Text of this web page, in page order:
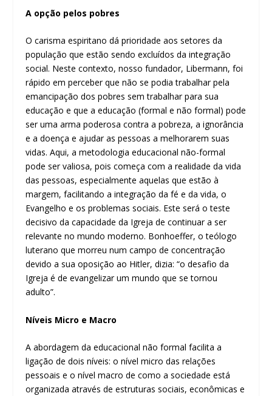
A opção pelos pobres
O carisma espiritano dá prioridade aos setores da
população que estão sendo excluídos da integração
social. Neste contexto, nosso fundador, Libermann, foi
rápido em perceber que não se podia trabalhar pela
emancipação dos pobres sem trabalhar para sua
educação e que a educação (formal e não formal) pode
ser uma arma poderosa contra a pobreza, a ignorância
e a doença e ajudar as pessoas a melhorarem suas
vidas. Aqui, a metodologia educacional não-formal
pode ser valiosa, pois começa com a realidade da vida
das pessoas, especialmente aquelas que estão à
margem, facilitando a integração da fé e da vida, o
Evangelho e os problemas sociais. Este será o teste
decisivo da capacidade da Igreja de continuar a ser
relevante no mundo moderno. Bonhoeffer, o teólogo
luterano que morreu num campo de concentração
devido a sua oposição ao Hitler, dizia: “o desafio da
Igreja é de evangelizar um mundo que se tornou
adulto”.
Níveis Micro e Macro
A abordagem da educacional não formal facilita a
ligação de dois níveis: o nível micro das relações
pessoais e o nível macro de como a sociedade está
organizada através de estruturas sociais, econômicas e